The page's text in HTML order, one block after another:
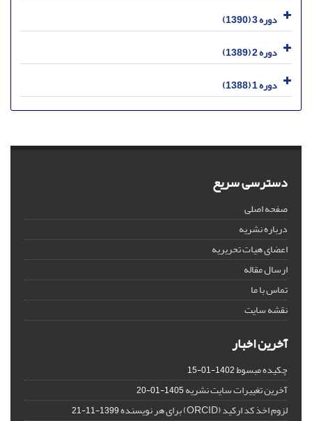
دوره 3 (1390)
دوره 2 (1389)
دوره 1 (1388)
دسترسی سریع
صفحه اصلی
درباره نشریه
اعضای هیات تحریریه
ارسال مقاله
تماس با ما
نقشه سایت
آخرین اخبار
چکیده مبسوط1402-01-15
آخرین تغییرات سایت نشریه1405-01-20
لزوم اخذ کد ارکید (ORCID) برای هر نویسنده 1399-11-21